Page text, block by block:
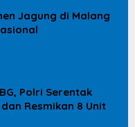
Jagung di Malang
Polri Serentak
Resmikan 8 Unit